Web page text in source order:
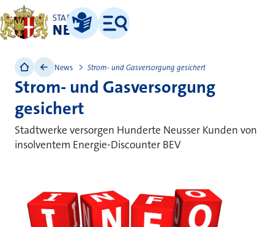
STADT
NEUSS
Leichte Sprache
Menü
News Strom- und Gasversorgung gesichert
Strom- und Gasversorgung
gesichert
Stadtwerke versorgen Hunderte Neusser Kunden von
insolventem Energie-Discounter BEV